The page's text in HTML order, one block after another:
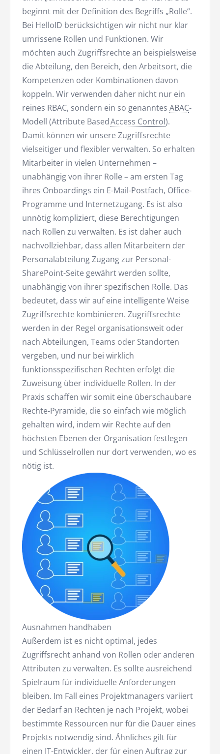
beginnt mit der Definition des Begriffs „Rolle“.
Bei HelloID berücksichtigen wir nicht nur klar
umrissene Rollen und Funktionen. Wir
möchten auch Zugriffsrechte an beispielsweise
die Abteilung, den Bereich, den Arbeitsort, die
Kompetenzen oder Kombinationen davon
koppeln. Wir verwenden daher nicht nur ein
reines RBAC, sondern ein so genanntes ABAC-
Modell (Attribute BasedAccess Control).
Damit können wir unsere Zugriffsrechte
vielseitiger und flexibler verwalten. So erhalten
Mitarbeiter in vielen Unternehmen –
unabhängig von ihrer Rolle – am ersten Tag
ihres Onboardings ein E-Mail-Postfach, Office-
Programme und Internetzugang. Es ist also
unnötig kompliziert, diese Berechtigungen
nach Rollen zu verwalten. Es ist daher auch
nachvollziehbar, dass allen Mitarbeitern der
Personalabteilung Zugang zur Personal-
SharePoint-Seite gewährt werden sollte,
unabhängig von ihrer spezifischen Rolle. Das
bedeutet, dass wir auf eine intelligente Weise
Zugriffsrechte kombinieren. Zugriffsrechte
werden in der Regel organisationsweit oder
nach Abteilungen, Teams oder Standorten
vergeben, und nur bei wirklich
funktionsspezifischen Rechten erfolgt die
Zuweisung über individuelle Rollen. In der
Praxis schaffen wir somit eine überschaubare
Rechte-Pyramide, die so einfach wie möglich
gehalten wird, indem wir Rechte auf den
höchsten Ebenen der Organisation festlegen
und Schlüsselrollen nur dort verwenden, wo es
nötig ist.
Ausnahmen handhaben
Außerdem ist es nicht optimal, jedes
Zugriffsrecht anhand von Rollen oder anderen
Attributen zu verwalten. Es sollte ausreichend
Spielraum für individuelle Anforderungen
bleiben. Im Fall eines Projektmanagers variiert
der Bedarf an Rechten je nach Projekt, wobei
bestimmte Ressourcen nur für die Dauer eines
Projekts notwendig sind. Ähnliches gilt für
einen IT-Entwickler, der für einen Auftrag zur